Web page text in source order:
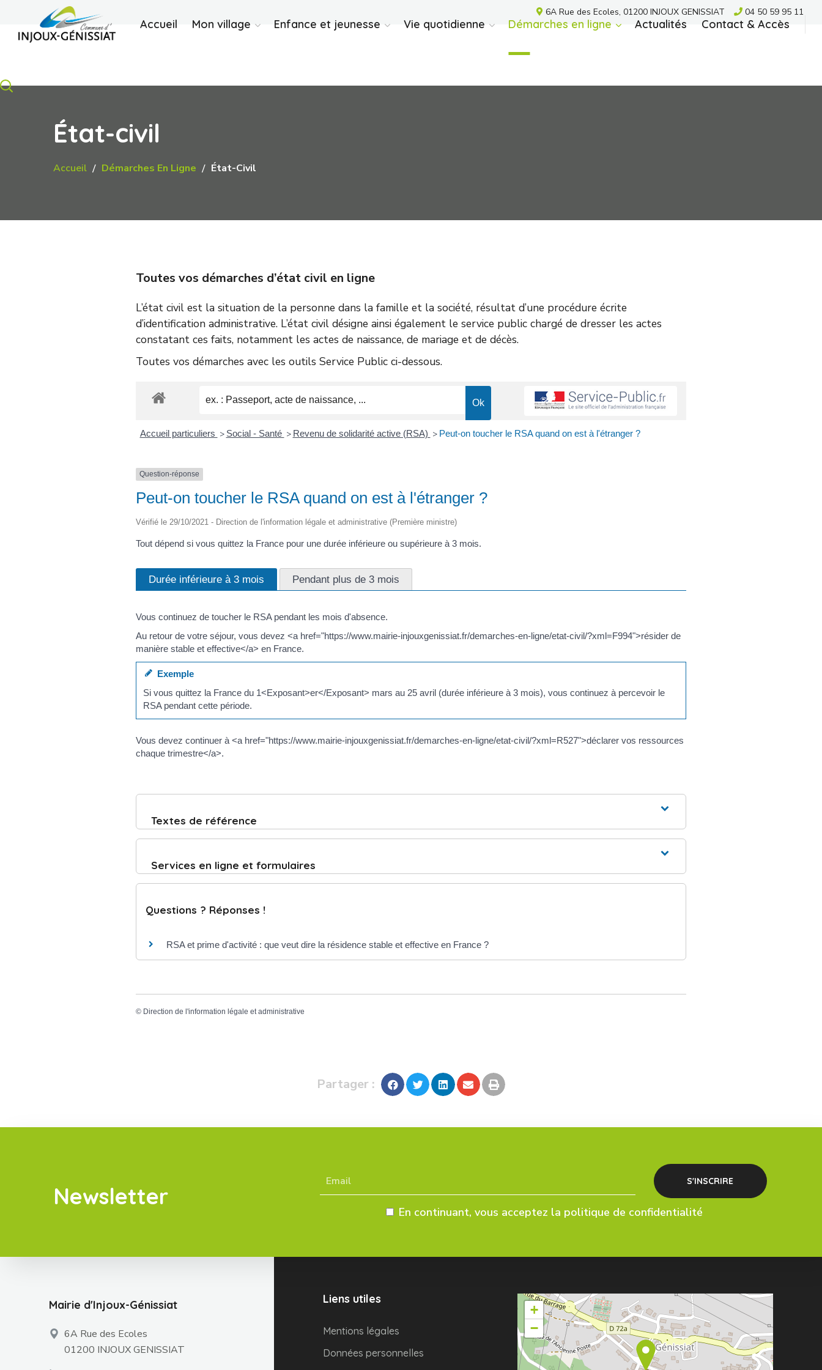
6A Rue des Ecoles, 01200 INJOUX GENISSIAT 04 50 59 95 11
Accueil Mon village Enfance et jeunesse Vie quotidienne Démarches en ligne Actualités Contact & Accès
État-civil
Accueil Démarches En Ligne État-Civil
Toutes vos démarches d’état civil en ligne
L’état civil est la situation de la personne dans la famille et la société, résultat d’une procédure écrite
d’identification administrative. L’état civil désigne ainsi également le service public chargé de dresser les actes
constatant ces faits, notamment les actes de naissance, de mariage et de décès.
Toutes vos démarches avec les outils Service Public ci-dessous.
Accueil particuliers > Social - Santé > Revenu de solidarité active (RSA) > Peut-on toucher le RSA quand on est à l'étranger ?
Question-réponse
Peut-on toucher le RSA quand on est à l'étranger ?
Vérifié le 29/10/2021 - Direction de l'information légale et administrative (Première ministre)
Tout dépend si vous quittez la France pour une durée inférieure ou supérieure à 3 mois.
Durée inférieure à 3 mois Pendant plus de 3 mois
Vous continuez de toucher le RSA pendant les mois d'absence.
Au retour de votre séjour, vous devez <a href="https://www.mairie-injouxgenissiat.fr/demarches-en-ligne/etat-civil/?xml=F994">résider de
manière stable et effective</a> en France.
Exemple
Si vous quittez la France du 1<Exposant>er</Exposant> mars au 25 avril (durée inférieure à 3 mois), vous continuez à percevoir le
RSA pendant cette période.
Vous devez continuer à <a href="https://www.mairie-injouxgenissiat.fr/demarches-en-ligne/etat-civil/?xml=R527">déclarer vos ressources
chaque trimestre</a>.
Textes de référence
Services en ligne et formulaires
Questions ? Réponses !
RSA et prime d'activité : que veut dire la résidence stable et effective en France ?
© Direction de l'information légale et administrative
Partager :
Newsletter
En continuant, vous acceptez la politique de confidentialité
Mairie d'Injoux-Génissiat
6A Rue des Ecoles
01200 INJOUX GENISSIAT
Liens utiles
Mentions légales
Données personnelles
+
−